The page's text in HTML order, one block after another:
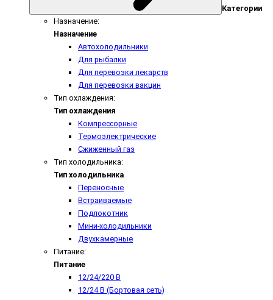
Категории
Назначение:
Назначение
Автохолодильники
Для рыбалки
Для перевозки лекарств
Для перевозки вакцин
Тип охлаждения:
Тип охлаждения
Компрессорные
Термоэлектрические
Сжиженный газ
Тип холодильника:
Тип холодильника
Переносные
Встраиваемые
Подлокотник
Мини-холодильники
Двухкамерные
Питание:
Питание
12/24/220 В
12/24 В (Бортовая сеть)